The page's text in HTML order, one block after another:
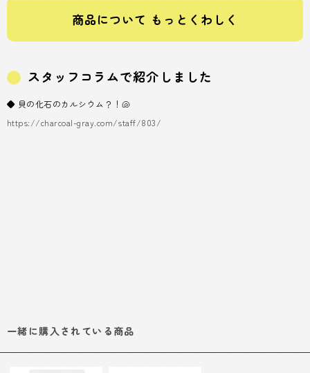
商品について もっとくわしく
スタッフコラムで紹介しました
◆ 貝の化石のカルシウム？！🐚
https://charcoal-gray.com/staff/803/
一緒に購入されている商品